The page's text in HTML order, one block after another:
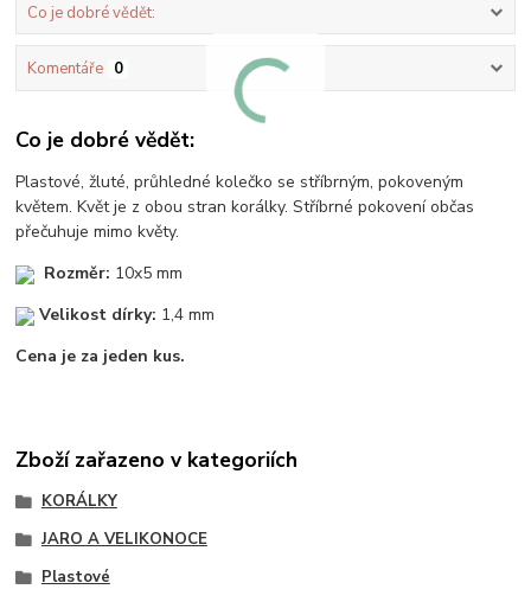
Co je dobré vědět:
Komentáře 0
Co je dobré vědět:
Plastové, žluté, průhledné kolečko se stříbrným, pokoveným
květem. Květ je z obou stran korálky. Stříbrné pokovení občas
přečuhuje mimo květy.
Rozměr: 10x5 mm
Velikost dírky: 1,4 mm
Cena je za jeden kus.
Zboží zařazeno v kategoriích
KORÁLKY
JARO A VELIKONOCE
Plastové